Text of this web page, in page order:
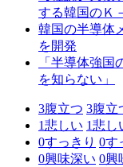
する韓国のＫ
韓国の半導体
を開発
「半導体強
を知らない」
3腹立つ 3腹立
1悲しい 1悲し
0すっきり 0す
0興味深い 0興